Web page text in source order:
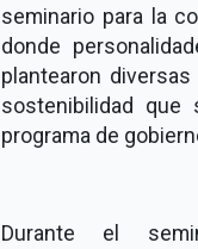
seminario para la
donde
plantearon
sostenibilidad que
programa de
Durante el